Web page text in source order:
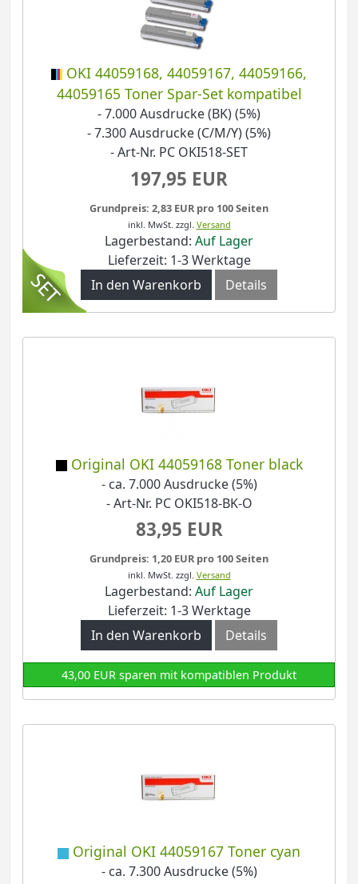
OKI 44059168, 44059167, 44059166,
44059165 Toner Spar-Set kompatibel
- 7.000 Ausdrucke (BK) (5%)
- 7.300 Ausdrucke (C/M/Y) (5%)
- Art-Nr. PC OKI518-SET
197,95 EUR
Grundpreis: 2,83 EUR pro 100 Seiten
inkl. MwSt. zzgl. Versand
Lagerbestand: Auf Lager
Lieferzeit: 1-3 Werktage
In den Warenkorb
Details
Original OKI 44059168 Toner black
- ca. 7.000 Ausdrucke (5%)
- Art-Nr. PC OKI518-BK-O
83,95 EUR
Grundpreis: 1,20 EUR pro 100 Seiten
inkl. MwSt. zzgl. Versand
Lagerbestand: Auf Lager
Lieferzeit: 1-3 Werktage
In den Warenkorb
Details
43,00 EUR sparen mit kompatiblen Produkt
Original OKI 44059167 Toner cyan
- ca. 7.300 Ausdrucke (5%)